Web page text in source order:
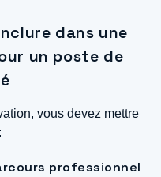
dans une
un poste de
vous devez mettre
professionnel